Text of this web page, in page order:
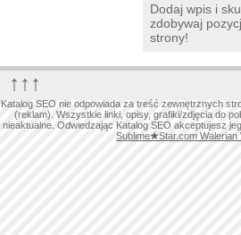
Dodaj wpis i
zdobywaj
strony!
↑↑↑
Katalog SEO nie odpowiada za treść zewnętrznych
(reklam). Wszystkie linki, opisy, grafiki/zdjęcia do
nieaktualne. Odwiedzając Katalog SEO akceptujesz
Sublime★Star.com Walerian